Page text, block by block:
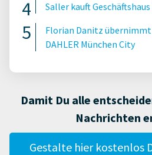
Saller kauft
Florian Danitz
DAHLER München City
Damit Du alle
Nachrichten
Gestalte hier kostenlos